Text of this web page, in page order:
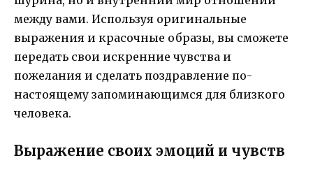
между вами. Используя оригинальные
выражения и красочные образы, вы сможете
передать свои искренние чувства и
пожелания и сделать поздравление по-
настоящему запоминающимся для близкого
человека.
Выражение своих эмоций и чувств